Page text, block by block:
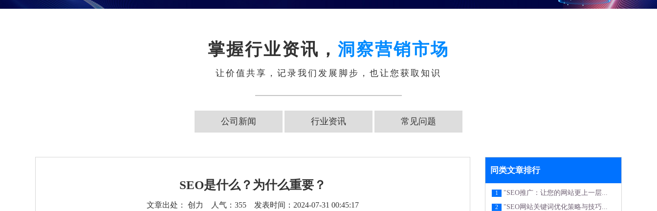
掌握行业资讯， 洞察营销市场
让价值共享，记录我们发展脚步，也让您获取知识
公司新闻 行业资讯 常见问题
SEO是什么？为什么重要？
文章出处： 创力 人气： 355 发表时间：2024-07-31 00:45:17
同类文章排行
1 "SEO推广：让您的网站更上一层...
2 "SEO网站关键词优化策略与技巧...